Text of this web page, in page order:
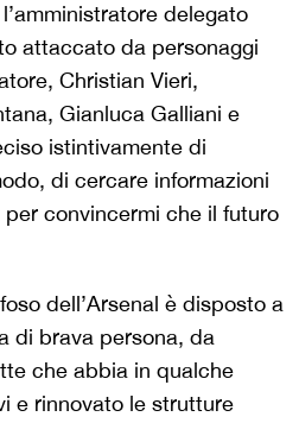
delegato
attaccato da personaggi
Christian Vieri,
Gianluca Galliani e
istintivamente di
di cercare informazioni
convincermi che il futuro
dell’Arsenal è disposto a
di brava persona, da
che abbia in qualche
e rinnovato le strutture